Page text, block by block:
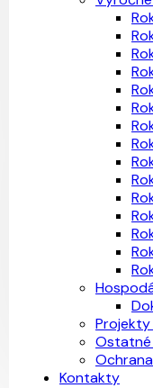
Projekty
Kontakty